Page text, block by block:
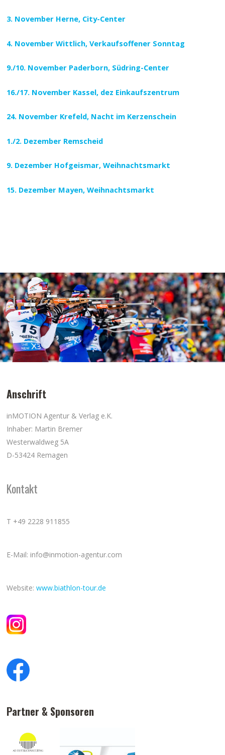
3. November Herne, City-Center
4. November Wittlich, Verkaufsoffener Sonntag
9./10. November Paderborn, Südring-Center
16./17. November Kassel, dez Einkaufszentrum
24. November Krefeld, Nacht im Kerzenschein
1./2. Dezember Remscheid
9. Dezember Hofgeismar, Weihnachtsmarkt
15. Dezember Mayen, Weihnachtsmarkt
Anschrift
inMOTION Agentur & Verlag e.K.
Inhaber: Martin Bremer
Westerwaldweg 5A
D-53424 Remagen
Kontakt
T +49 2228 911855
E-Mail: info@inmotion-agentur.com
Website:www.biathlon-tour.de
Partner & Sponsoren